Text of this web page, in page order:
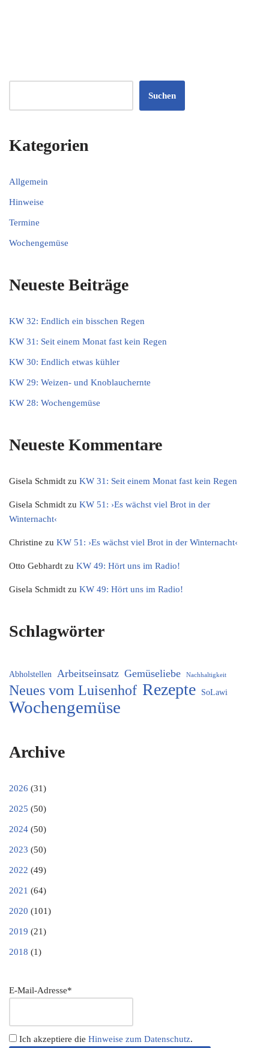
Suchen
Kategorien
Allgemein
Hinweise
Termine
Wochengemüse
Neueste Beiträge
KW 32: Endlich ein bisschen Regen
KW 31: Seit einem Monat fast kein Regen
KW 30: Endlich etwas kühler
KW 29: Weizen- und Knoblauchernte
KW 28: Wochengemüse
Neueste Kommentare
Gisela Schmidt zu KW 31: Seit einem Monat fast kein Regen
Gisela Schmidt zu KW 51: ›Es wächst viel Brot in der
Winternacht‹
Christine zu KW 51: ›Es wächst viel Brot in der Winternacht‹
Otto Gebhardt zu KW 49: Hört uns im Radio!
Gisela Schmidt zu KW 49: Hört uns im Radio!
Schlagwörter
Abholstellen Arbeitseinsatz Gemüseliebe Nachhaltigkeit
Neues vom Luisenhof Rezepte SoLawi
Wochengemüse
Archive
2026 (31)
2025 (50)
2024 (50)
2023 (50)
2022 (49)
2021 (64)
2020 (101)
2019 (21)
2018 (1)
E-Mail-Adresse*
Ich akzeptiere die Hinweise zum Datenschutz.